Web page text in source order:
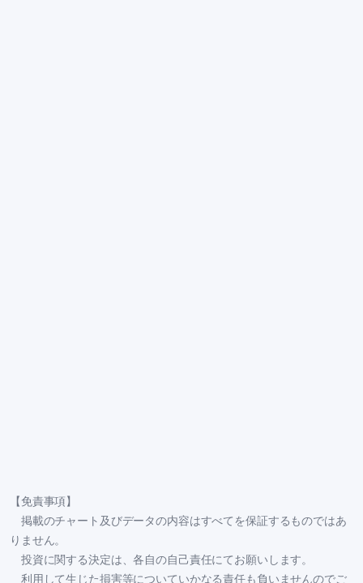
【免責事項】
掲載のチャート及びデータの内容はすべてを保証するものではあ
りません。
投資に関する決定は、各自の自己責任にてお願いします。
利用して生じた損害等についていかなる責任も負いませんのでご